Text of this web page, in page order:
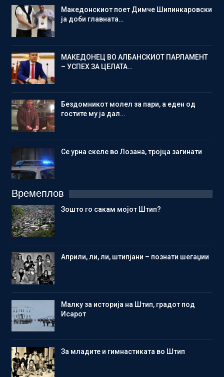
Македонскиот поет Димче Шипинкаровски
ја доби главната…
МАКЕДОНЕЦ ВО АЛБАНСКИОТ ПАРЛАМЕНТ
– УСПЕХ ЗА ЦЕЛАТА…
Бездомникот молел за пари, а еден од
гостите му ја дал…
Се урна скеле во Лозана, тројца загинати
Времеплов
Зошто го сакам мојот Штип?
Aприли, ли, ли, штипјани – познати шегаџии
Малку за историја на Штип, градот под
Исарот
Зa младите и гимнастиката во Штип